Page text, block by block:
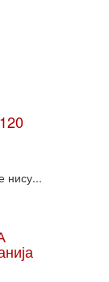
нису...